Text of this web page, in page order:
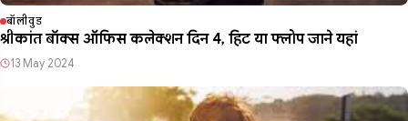
बॉलीवुड
श्रीकांत बॉक्स ऑफिस कलेक्शन दिन 4, हिट या फ्लोप जाने यहां
13 May 2024